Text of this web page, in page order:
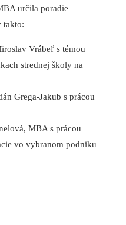
určila poradie
takto:
Vrábeľ s témou
strednej školy na
Grega-Jakub s prácou
MBA s prácou
vo vybranom podniku